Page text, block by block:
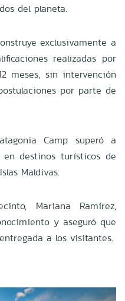
del planeta.
exclusivamente a
realizadas por
meses, sin intervención
por parte de
Camp superó a
en destinos turísticos de
Maldivas.
Mariana Ramírez,
y aseguró que
a los visitantes.